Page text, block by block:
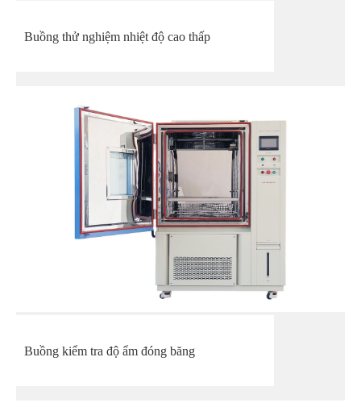
Buồng thử nghiệm nhiệt độ cao thấp
Buồng kiểm tra độ ẩm đóng băng